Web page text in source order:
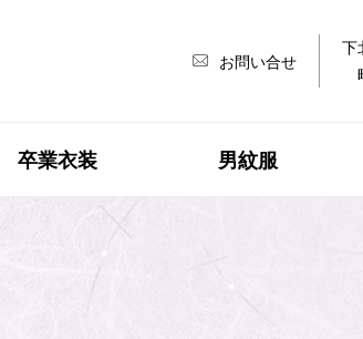
お問い合せ
下
卒業衣装 男紋服